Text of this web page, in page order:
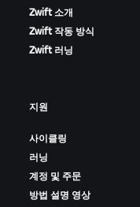
Zwift 소개
Zwift 작동 방식
Zwift 러닝
지원
사이클링
러닝
계정 및 주문
방법 설명 영상